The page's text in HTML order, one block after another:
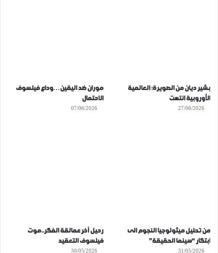
بشير ديان من الصويرة: العالمية
الأوروبية انتهت
27/06/2026
موران ضد اليقين…وداع فيلسوف
الاحتمال
07/06/2026
من تحليل ميثولوجيا النجوم الى
ابتكار “سينما الحقيقة”
31/05/2026
رحيل آخر عمالقة الفكر..موت
فيلسوف التعقيد
30/05/2026